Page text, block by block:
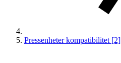
Pressenheter kompatibilitet [2]